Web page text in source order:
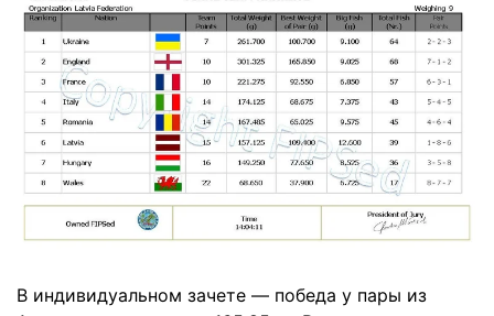
В индивидуальном зачете — победа у пары из